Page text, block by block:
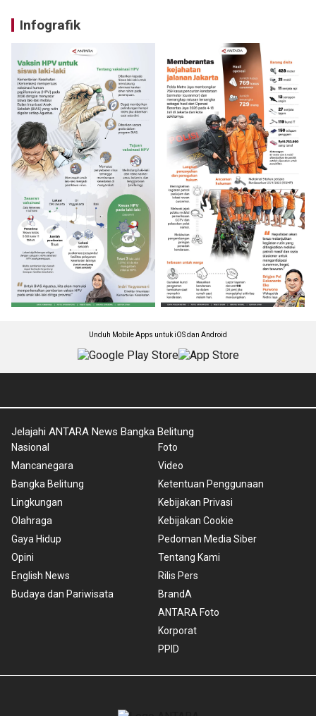
Infografik
Unduh Mobile Apps untuk iOS dan Android
Jelajahi ANTARA News Bangka Belitung
Nasional
Mancanegara
Bangka Belitung
Lingkungan
Olahraga
Gaya Hidup
Opini
English News
Budaya dan Pariwisata
Foto
Video
Ketentuan Penggunaan
Kebijakan Privasi
Kebijakan Cookie
Pedoman Media Siber
Tentang Kami
Rilis Pers
BrandA
ANTARA Foto
Korporat
PPID